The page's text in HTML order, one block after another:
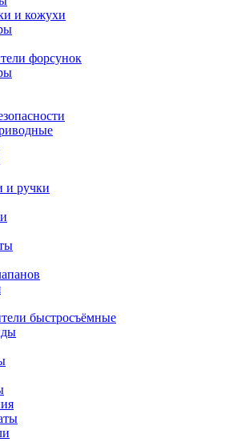
и кожухи
форсунок
и ручки
быстросъёмные